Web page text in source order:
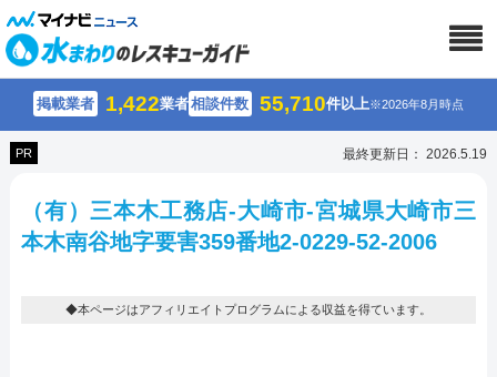
掲載業者 1,422業者相談件数 55,710件以上※2026年8月時点
PR 最終更新日： 2026.5.19
（有）三本木工務店-大崎市-宮城県大崎市三
本木南谷地字要害359番地2-0229-52-2006
◆本ページはアフィリエイトプログラムによる収益を得ています。